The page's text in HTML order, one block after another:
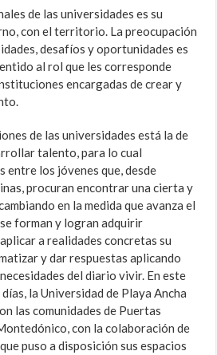
de las universidades es su
con el territorio. La preocupación
desafíos y oportunidades es
al rol que les corresponde
encargadas de crear y
de las universidades está la de
talento, para lo cual
entre los jóvenes que, desde
procuran encontrar una cierta y
en la medida que avanza el
forman y logran adquirir
a realidades concretas su
y dar respuestas aplicando
del diario vivir. En este
la Universidad de Playa Ancha
las comunidades de Puertas
con la colaboración de
puso a disposición sus espacios